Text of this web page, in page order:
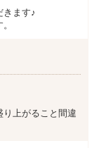
きます♪
上がること間違